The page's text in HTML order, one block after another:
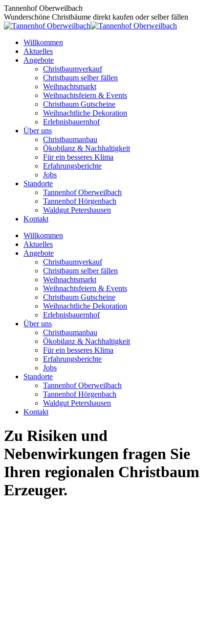
Zum
Inhalt
springen
Tannenhof Oberweilbach
Wunderschöne Christbäume direkt kaufen oder selber fällen
Willkommen
Aktuelles
Angebote
Christbaumverkauf
Christbaum selber fällen
Weihnachtsmarkt
Weihnachtsfeiern & Events
Christbaum Gutscheine
Weihnachtliche Dekoration
Erlebnisbauernhof
Über uns
Christbaumanbau
Ökobilanz & Nachhaltigkeit
Für ein besseres Klima
Erfahrungsberichte
Jobs
Standorte
Tannenhof Oberweilbach
Tannenhof Hörgenbach
Waldgut Petershausen
Kontakt
Willkommen
Aktuelles
Angebote
Christbaumverkauf
Christbaum selber fällen
Weihnachtsmarkt
Weihnachtsfeiern & Events
Christbaum Gutscheine
Weihnachtliche Dekoration
Erlebnisbauernhof
Über uns
Christbaumanbau
Ökobilanz & Nachhaltigkeit
Für ein besseres Klima
Erfahrungsberichte
Jobs
Standorte
Tannenhof Oberweilbach
Tannenhof Hörgenbach
Waldgut Petershausen
Kontakt
Zu Risiken und
Nebenwirkungen fragen Sie
Ihren regionalen Christbaum
Erzeuger.